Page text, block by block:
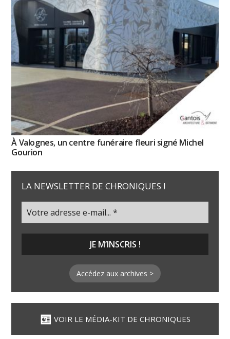
À Valognes, un centre funéraire fleuri signé Michel
Gourion
LA NEWSLETTER DE CHRONIQUES !
Accédez aux archives >
VOIR LE MÉDIA-KIT DE CHRONIQUES